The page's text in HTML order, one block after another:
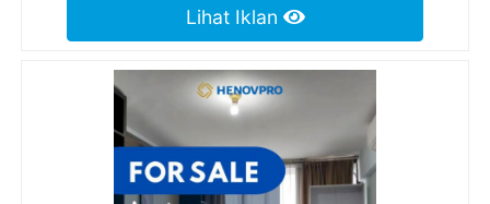
Lihat Iklan